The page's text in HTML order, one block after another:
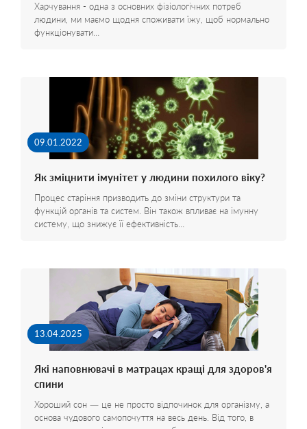
Харчування - одна з основних фізіологічних потреб
людини, ми маємо щодня споживати їжу, щоб нормально
функціонувати…
09.01.2022
Як зміцнити імунітет у людини похилого віку?
Процес старіння призводить до зміни структури та
функцій органів та систем. Він також впливає на імунну
систему, що знижує її ефективність…
13.04.2025
Які наповнювачі в матрацах кращі для здоров'я
спини
Хороший сон — це не просто відпочинок для організму, а
основа чудового самопочуття на весь день. Від того, в